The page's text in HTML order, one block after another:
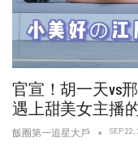
官宣！胡一天vs
遇上甜美女主播
飯圈第一追星大戶 SEP